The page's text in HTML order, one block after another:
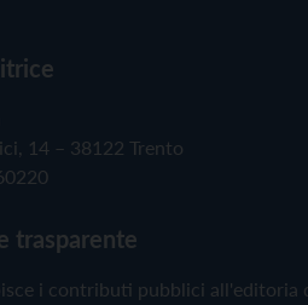
14 – 38122 Trento
trasparente
i contributi pubblici all'editoria